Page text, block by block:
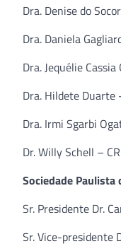
Dra. Denise do
Dra. Daniela
Dra. Jequélie
Dra. Hildete Duarte
Dra. Irmi Sgarbi
Dr. Willy Schell –
Sociedade
Sr. Presidente Dr.
Sr. Vice-presidente